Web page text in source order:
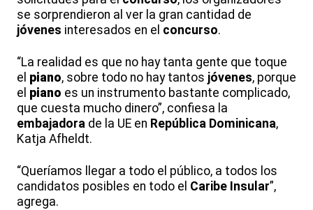
se sorprendieron al ver la gran cantidad de
jóvenes interesados en el concurso.
“La realidad es que no hay tanta gente que toque
el piano, sobre todo no hay tantos jóvenes, porque
el piano es un instrumento bastante complicado,
que cuesta mucho dinero”, confiesa la
embajadora de la UE en República Dominicana,
Katja Afheldt.
“Queríamos llegar a todo el público, a todos los
candidatos posibles en todo el Caribe Insular”,
agrega.